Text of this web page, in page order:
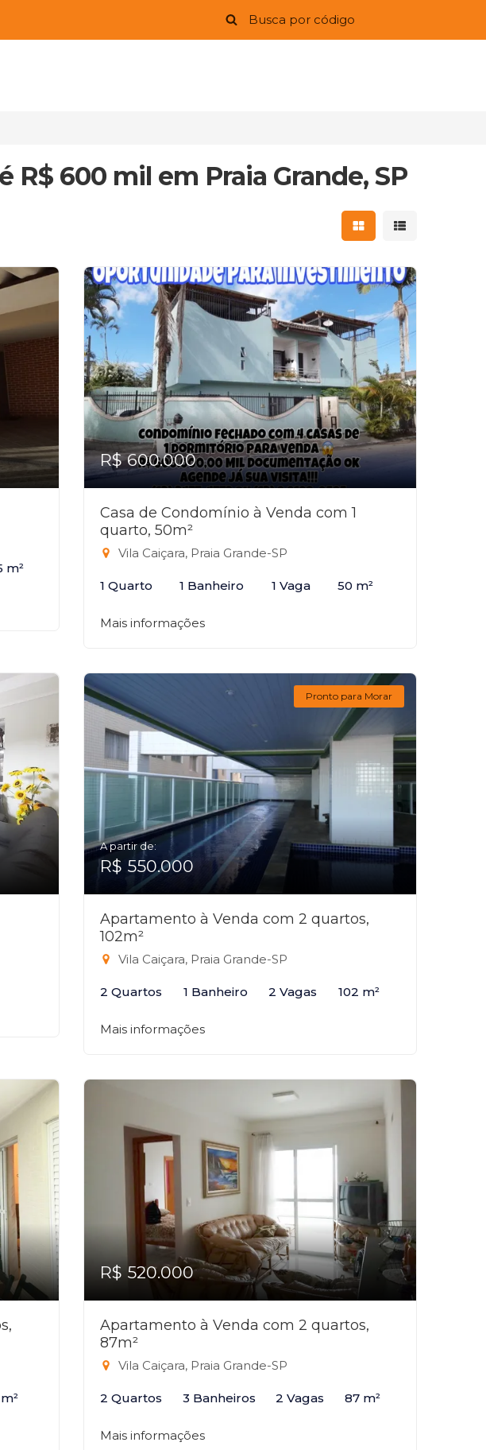
R$ 600 mil em Praia Grande, SP
Mostrar resultados
Mostrar
m²
R$ 600.000
Casa de Condomínio à Venda com 1
quarto, 50m²
Vila Caiçara, Praia Grande-SP
1 Quarto 1 Banheiro 1 Vaga 50 m²
Mais informações
Pronto para Morar
A partir de:
R$ 550.000
Apartamento à Venda com 2 quartos,
102m²
Vila Caiçara, Praia Grande-SP
2 Quartos 1 Banheiro 2 Vagas 102 m²
Mais informações
R$ 520.000
Apartamento à Venda com 2 quartos,
87m²
Vila Caiçara, Praia Grande-SP
2 Quartos 3 Banheiros 2 Vagas 87 m²
Mais informações